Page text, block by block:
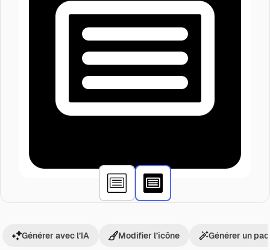
Générer avec l’IA Modifier l’icône Générer un